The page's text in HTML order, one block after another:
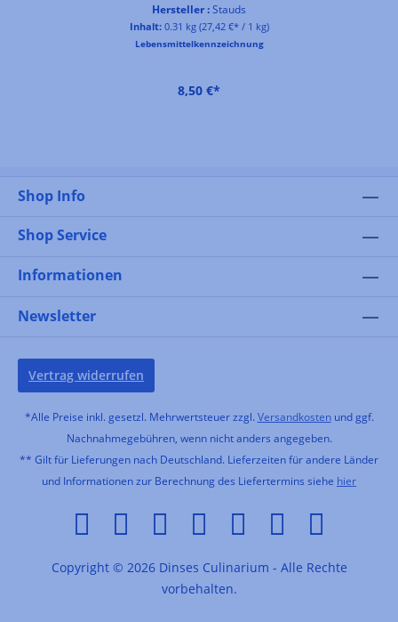
Hersteller :Stauds
Inhalt: 0.31 kg (27,42 €* / 1 kg)
Lebensmittelkennzeichnung
8,50 €*
Shop Info
Shop Service
Informationen
Newsletter
Vertrag widerrufen
*Alle Preise inkl. gesetzl. Mehrwertsteuer zzgl. Versandkostenund ggf.
Nachnahmegebühren, wenn nicht anders angegeben.
** Gilt für Lieferungen nach Deutschland. Lieferzeiten für andere Länder
und Informationen zur Berechnung des Liefertermins siehe hier
Copyright © 2026 Dinses Culinarium - Alle Rechte
vorbehalten.